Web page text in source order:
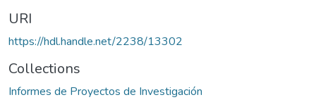
URI
https://hdl.handle.net/2238/13302
Collections
Informes de Proyectos de Investigación